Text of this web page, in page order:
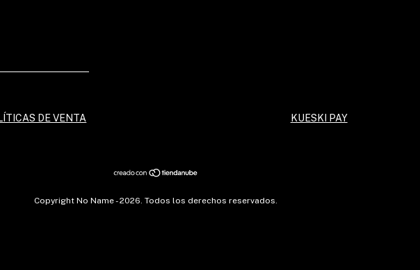
DE VENTA KUESKI PAY
Copyright No Name - 2026. Todos los derechos reservados.